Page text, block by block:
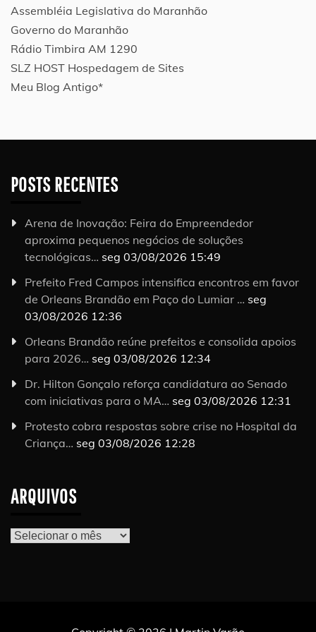
Assembléia Legislativa do Maranhão
Governo do Maranhão
Rádio Timbira AM 1290
SLZ HOST Hospedagem de Sites
Meu Blog Antigo*
POSTS RECENTES
Arena de Inovação: Feira do Empreendedor
aproxima pequenos negócios de soluções
tecnológicas… seg 03/08/2026 15:49
Prefeito Fred Campos intensifica encontros em favor
de Orleans Brandão em Paço do Lumiar … seg
03/08/2026 12:36
Orleans Brandão reúne prefeitos e consolida apoios
para 2026… seg 03/08/2026 12:34
Dr. Hilton Gonçalo reforça candidatura ao Senado
com iniciativas para o MA… seg 03/08/2026 12:31
Protesto cobra respostas sobre crise no Hospital da
Criança… seg 03/08/2026 12:28
ARQUIVOS
Arquivos